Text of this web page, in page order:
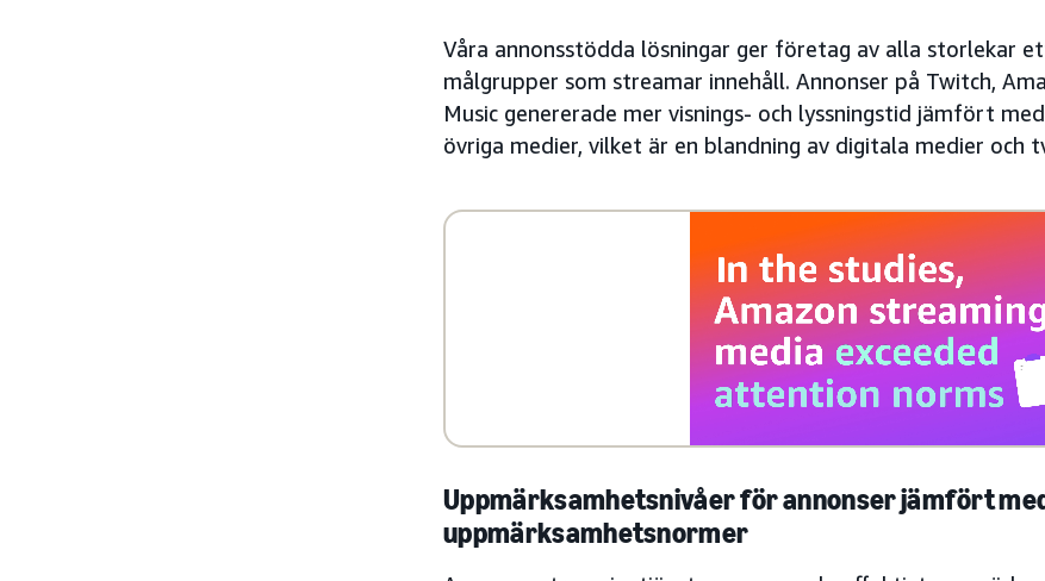
Våra annonsstödda lösningar ger företag av alla storlekar
målgrupper som streamar innehåll. Annonser på Twitch,
Music genererade mer visnings- och lyssningstid jämfört
övriga medier, vilket är en blandning av digitala medier och
Uppmärksamhetsnivåer för annonser jämfört
uppmärksamhetsnormer